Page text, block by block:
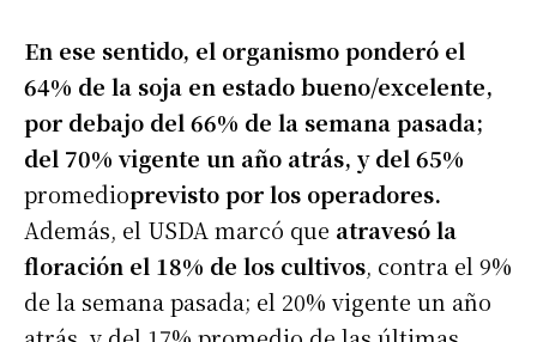
En ese sentido, el organismo ponderó el
64% de la soja en estado bueno/excelente,
por debajo del 66% de la semana pasada;
del 70% vigente un año atrás, y del 65%
promedioprevisto por los operadores.
Además, el USDA marcó que atravesó la
floración el 18% de los cultivos, contra el 9%
de la semana pasada; el 20% vigente un año